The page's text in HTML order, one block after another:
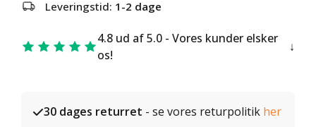
Leveringstid: 1-2 dage
4.8 ud af 5.0 - Vores kunder elsker
os!
30 dages returret - se vores returpolitik her